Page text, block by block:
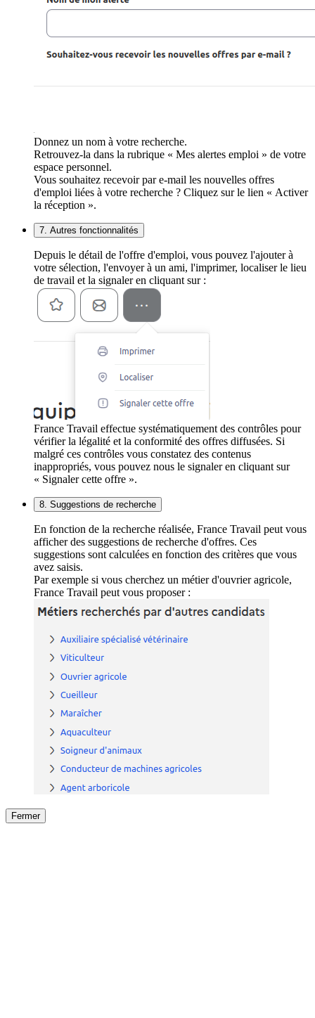
Donnez un nom à votre recherche.
Retrouvez-la dans la rubrique « Mes alertes emploi » de votre
espace personnel.
Vous souhaitez recevoir par e-mail les nouvelles offres
d'emploi liées à votre recherche ? Cliquez sur le lien « Activer
la réception ».
7. Autres fonctionnalités
Depuis le détail de l'offre d'emploi, vous pouvez l'ajouter à
votre sélection, l'envoyer à un ami, l'imprimer, localiser le lieu
de travail et la signaler en cliquant sur :
France Travail effectue systématiquement des contrôles pour
vérifier la légalité et la conformité des offres diffusées. Si
malgré ces contrôles vous constatez des contenus
inappropriés, vous pouvez nous le signaler en cliquant sur
« Signaler cette offre ».
8. Suggestions de recherche
En fonction de la recherche réalisée, France Travail peut vous
afficher des suggestions de recherche d'offres. Ces
suggestions sont calculées en fonction des critères que vous
avez saisis.
Par exemple si vous cherchez un métier d'ouvrier agricole,
France Travail peut vous proposer :
Fermer